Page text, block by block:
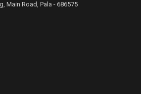
Main Road, Pala - 686575